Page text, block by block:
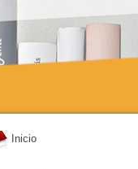
Inicio